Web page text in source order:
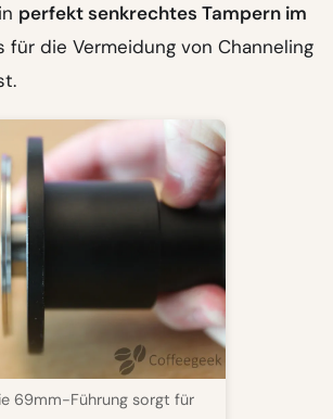
perfekt senkrechtes Tampern im
für die Vermeidung von Channeling
69mm-Führung sorgt für